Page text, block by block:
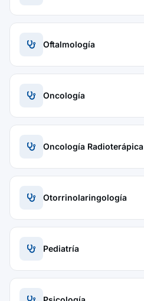
Oftalmología
Oncología
Oncología Radioterápica
Otorrinolaringología
Pediatría